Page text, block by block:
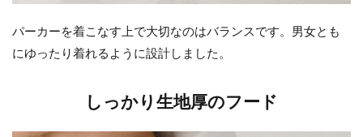
パーカーを着こなす上で大切なのはバランスです。男女とも
にゆったり着れるように設計しました。
しっかり生地厚のフード